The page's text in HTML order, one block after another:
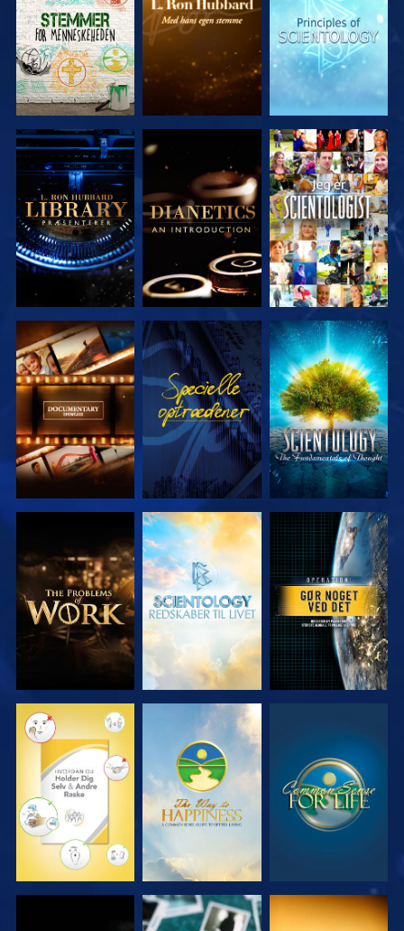
SERIEN
SERIEN
SERIEN
UDFORSK
SERIEN
UDFORSK
SERIEN
SE
UDFORSK
SERIEN
SE
UDFORSK
SERIEN
UDFORSK
SERIEN
UDFORSK
SERIEN
SE
SE SE SE